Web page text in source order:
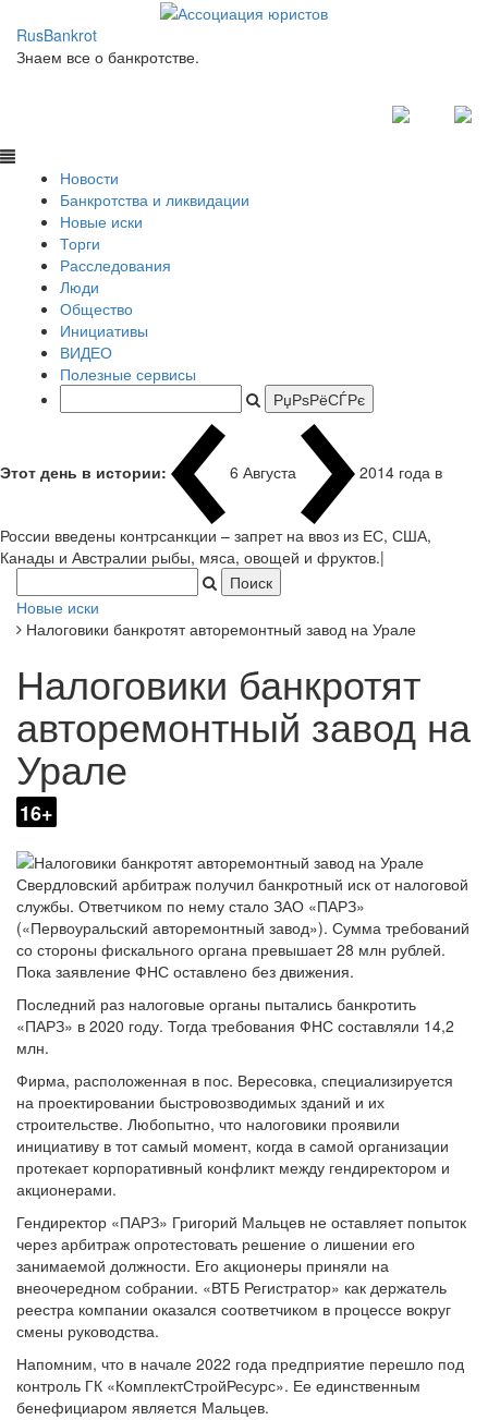
RusBankrot
Знаем все о банкротстве.
Новости
Банкротства и ликвидации
Новые иски
Торги
Расследования
Люди
Общество
Инициативы
ВИДЕО
Полезные сервисы
Этот день в истории: 6 Августа 2014 года в
России введены контрсанкции – запрет на ввоз из ЕС, США,
Канады и Австралии рыбы, мяса, овощей и фруктов.|
Новые иски
Налоговики банкротят авторемонтный завод на Урале
Налоговики банкротят
авторемонтный завод на
Урале
16+
Свердловский арбитраж получил банкротный иск от налоговой
службы. Ответчиком по нему стало ЗАО «ПАРЗ»
(«Первоуральский авторемонтный завод»). Сумма требований
со стороны фискального органа превышает 28 млн рублей.
Пока заявление ФНС оставлено без движения.
Последний раз налоговые органы пытались банкротить
«ПАРЗ» в 2020 году. Тогда требования ФНС составляли 14,2
млн.
Фирма, расположенная в пос. Вересовка, специализируется
на проектировании быстровозводимых зданий и их
строительстве. Любопытно, что налоговики проявили
инициативу в тот самый момент, когда в самой организации
протекает корпоративный конфликт между гендиректором и
акционерами.
Гендиректор «ПАРЗ» Григорий Мальцев не оставляет попыток
через арбитраж опротестовать решение о лишении его
занимаемой должности. Его акционеры приняли на
внеочередном собрании. «ВТБ Регистратор» как держатель
реестра компании оказался соответчиком в процессе вокруг
смены руководства.
Напомним, что в начале 2022 года предприятие перешло под
контроль ГК «КомплектСтройРесурс». Ее единственным
бенефициаром является Мальцев.